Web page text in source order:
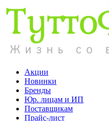
Акции
Новинки
Бренды
Юр. лицам и ИП
Поставщикам
Прайс-лист